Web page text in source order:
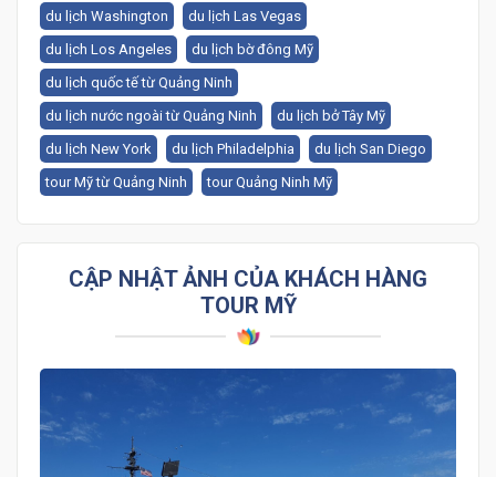
du lịch Washington
du lịch Las Vegas
du lịch Los Angeles
du lịch bờ đông Mỹ
du lịch quốc tế từ Quảng Ninh
du lịch nước ngoài từ Quảng Ninh
du lịch bở Tây Mỹ
du lịch New York
du lịch Philadelphia
du lịch San Diego
tour Mỹ từ Quảng Ninh
tour Quảng Ninh Mỹ
CẬP NHẬT ẢNH CỦA KHÁCH HÀNG
TOUR MỸ